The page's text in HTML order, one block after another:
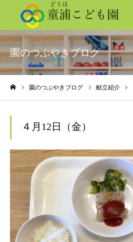
園のつぶやきブログ
園のつぶやきブログ 献立紹介
４月12日（金）